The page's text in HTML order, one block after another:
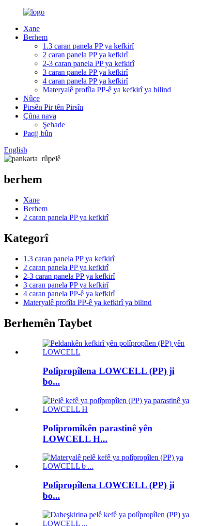
Xane
Berhem
1.3 caran panela PP ya kefkirî
2 caran panela PP ya kefkirî
2-3 caran panela PP ya kefkirî
3 caran panela PP ya kefkirî
4 caran panela PP ya kefkirî
Materyalê profîla PP-ê ya kefkirî ya bilind
Nûçe
Pirsên Pir tên Pirsîn
Çûna nava
Şehade
Paqij bûn
English
berhem
Xane
Berhem
2 caran panela PP ya kefkirî
Kategorî
1.3 caran panela PP ya kefkirî
2 caran panela PP ya kefkirî
2-3 caran panela PP ya kefkirî
3 caran panela PP ya kefkirî
4 caran panela PP-ê ya kefkirî
Materyalê profîla PP-ê ya kefkirî ya bilind
Berhemên Taybet
Polîpropîlena LOWCELL (PP) ji
bo...
Polîpromîkên parastinê yên
LOWCELL H...
Polîpropîlena LOWCELL (PP) ji
bo...